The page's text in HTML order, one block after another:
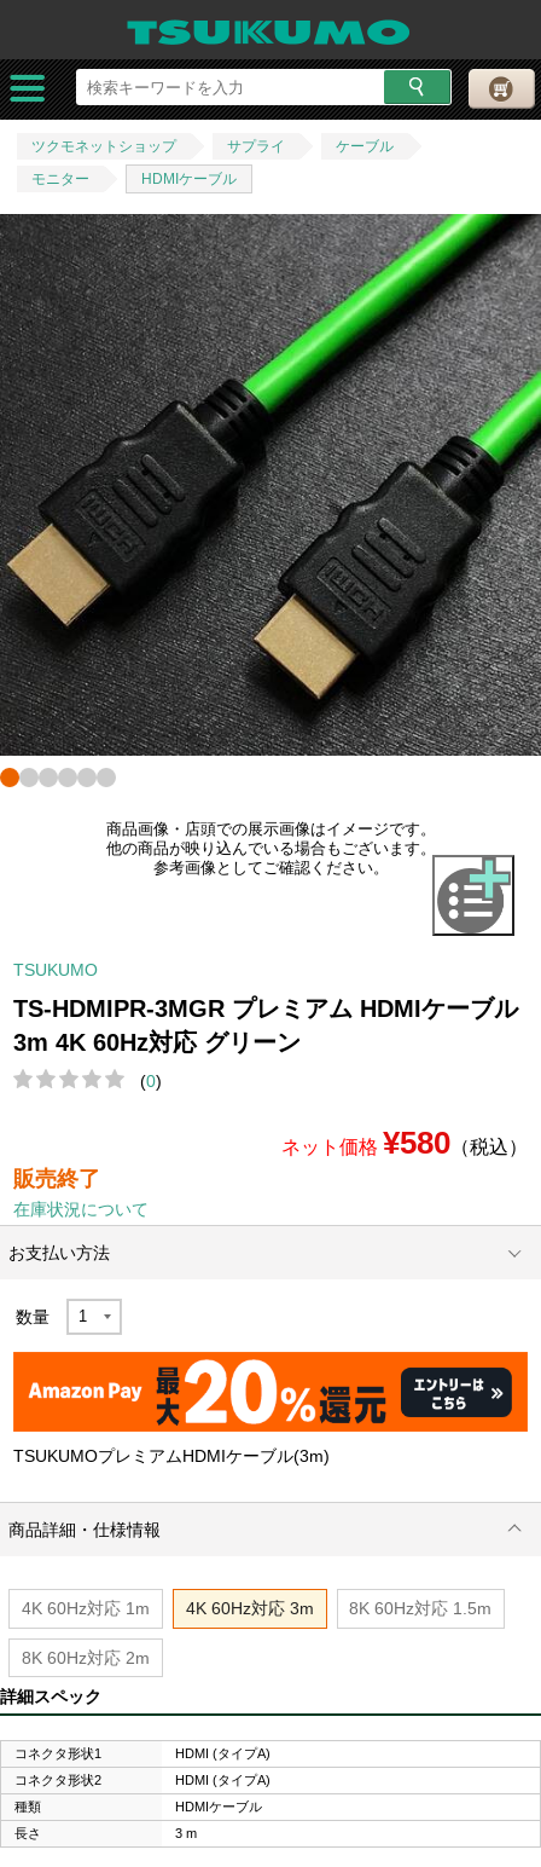
ツクモネットショップ サプライ
ケーブル
モニター
HDMIケーブル
商品画像・店頭での展示画像はイメージです。
他の商品が映り込んでいる場合もございます。
参考画像としてご確認ください。
TSUKUMO
TS-HDMIPR-3MGR プレミアム HDMIケーブル
3m 4K 60Hz対応 グリーン
(0)
ネット価格 ¥580（税込）
販売終了
在庫状況について
お支払い方法
数量
TSUKUMOプレミアムHDMIケーブル(3m)
商品詳細・仕様情報
4K 60Hz対応 1m 4K 60Hz対応 3m 8K 60Hz対応 1.5m
8K 60Hz対応 2m
詳細スペック
コネクタ形状1
HDMI (タイプA)
コネクタ形状2
HDMI (タイプA)
種類
HDMIケーブル
長さ
3 m